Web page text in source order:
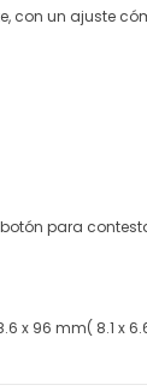
con un ajuste
botón para
x 96 mm( 8.1 x